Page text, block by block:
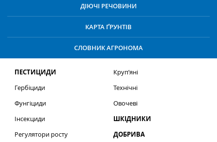
ДІЮЧІ РЕЧОВИНИ
КАРТА ҐРУНТІВ
СЛОВНИК АГРОНОМА
ПЕСТИЦИДИ
Гербіциди
Фунгіциди
Інсекциди
Регулятори росту
Круп’яні
Технічні
Овочеві
ШКІДНИКИ
ДОБРИВА